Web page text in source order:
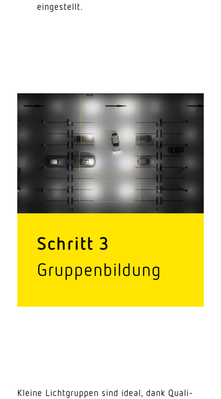
eingestellt.
Schritt 3
Grup­pen­bildung
Kleine Licht­gruppen sind ideal, dank Quali­